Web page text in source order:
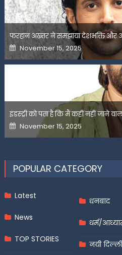
फरहान अख्तर ने समझाया देशभक्ति और
Posted
on
November 15, 2025
इंडस्ट्री को पता है कि मैं कहीं नहीं जाने
Posted
on
November 15, 2025
POPULAR CATEGORY
Latest
News
TOP STORIES
धनबाद
धर्म/
नयी दिल्ली